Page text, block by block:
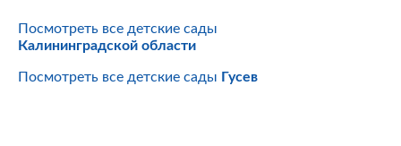
Посмотреть все детские сады
Калининградской области
Посмотреть все детские сады Гусев